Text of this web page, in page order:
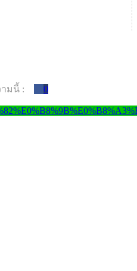
มนี้ : 0